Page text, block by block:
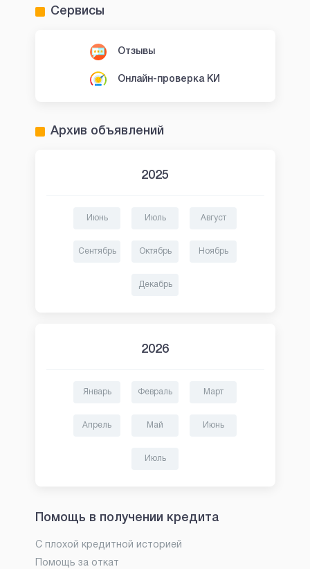
Сервисы
Отзывы
Онлайн-проверка КИ
Архив объявлений
2025
Июнь Июль Август
Сентябрь Октябрь Ноябрь
Декабрь
2026
Январь Февраль Март
Апрель Май Июнь
Июль
Помощь в получении кредита
С плохой кредитной историей
Помощь за откат